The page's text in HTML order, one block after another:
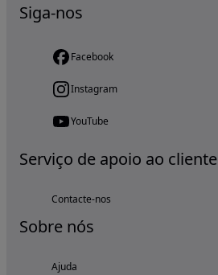
Siga-nos
Facebook
Instagram
YouTube
Serviço de apoio ao cliente
Contacte-nos
Sobre nós
Ajuda